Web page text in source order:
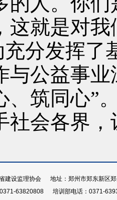
这就是对
分发挥了
与公益事
、筑同心”
社会各界
建设监理协会 地址：郑州市郑东新区
0371-63820808 培训部电话：0371-